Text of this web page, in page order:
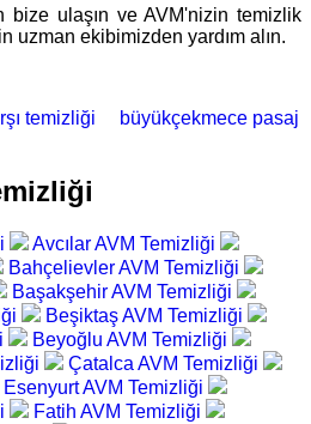
bize ulaşın ve AVM'nizin temizlik
uzman ekibimizden yardım alın.
temizliği
büyükçekmece pasaj
Avcılar AVM Temizliği
Bahçelievler AVM Temizliği
Başakşehir AVM Temizliği
Beşiktaş AVM Temizliği
Beyoğlu AVM Temizliği
Çatalca AVM Temizliği
Esenyurt AVM Temizliği
Fatih AVM Temizliği